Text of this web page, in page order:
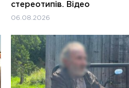
стереотипів. Відео
06.08.2026